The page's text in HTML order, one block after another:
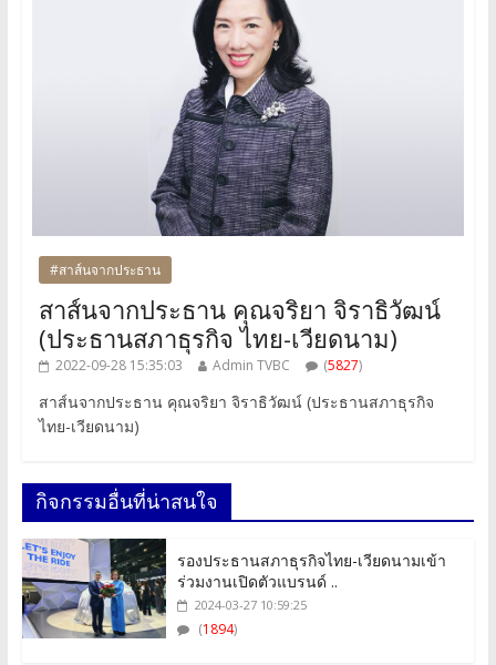
#สาส์นจากประธาน
สาส์นจากประธาน คุณจริยา จิราธิวัฒน์
(ประธานสภาธุรกิจ ไทย-เวียดนาม)
2022-09-28 15:35:03 Admin TVBC (5827)
สาส์นจากประธาน คุณจริยา จิราธิวัฒน์ (ประธานสภาธุรกิจ
ไทย-เวียดนาม)
กิจกรรมอื่นที่น่าสนใจ
รองประธานสภาธุรกิจไทย-เวียดนามเข้า
ร่วมงานเปิดตัวแบรนด์ ..
2024-03-27 10:59:25
(1894)